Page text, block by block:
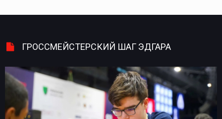
ГРОССМЕЙСТЕРСКИЙ ШАГ ЭДГАРА